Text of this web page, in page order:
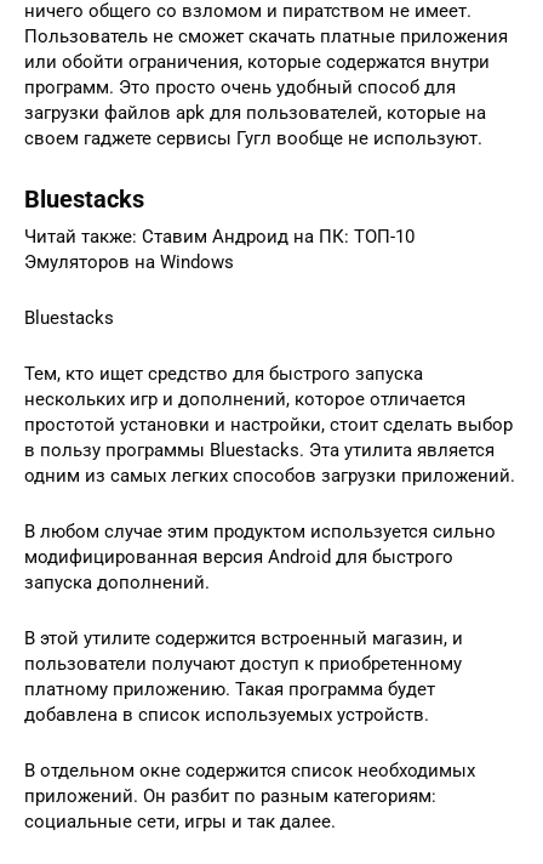
ничего общего со взломом и пиратством не имеет.
Пользователь не сможет скачать платные приложения
или обойти ограничения, которые содержатся внутри
программ. Это просто очень удобный способ для
загрузки файлов apk для пользователей, которые на
своем гаджете сервисы Гугл вообще не используют.
Bluestacks
Читай также: Ставим Андроид на ПК: ТОП-10
Эмуляторов на Windows
Bluestacks
Тем, кто ищет средство для быстрого запуска
нескольких игр и дополнений, которое отличается
простотой установки и настройки, стоит сделать выбор
в пользу программы Bluestacks. Эта утилита является
одним из самых легких способов загрузки приложений.
В любом случае этим продуктом используется сильно
модифицированная версия Android для быстрого
запуска дополнений.
В этой утилите содержится встроенный магазин, и
пользователи получают доступ к приобретенному
платному приложению. Такая программа будет
добавлена в список используемых устройств.
В отдельном окне содержится список необходимых
приложений. Он разбит по разным категориям:
социальные сети, игры и так далее.